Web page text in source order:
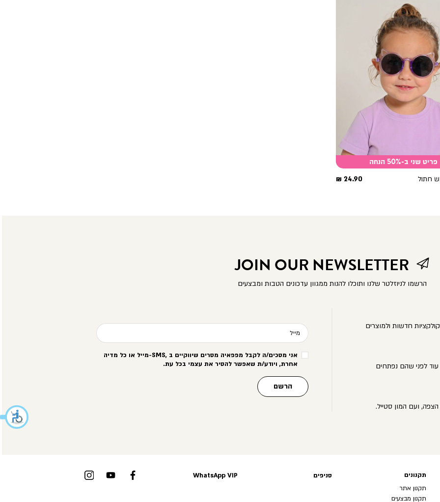
פריט שני ב-50% הנחה
חתול
מחיר
24.90 ₪
JOIN OUR NEWSLETTER
הרשמו לניוזלטר שלנו ותוכלו להנות ממגוון עדכונים הטבות ומבצעים
חדשות ולמוצרים
לפני שהם נפתחים
ועם המון סטייל.
מייל
אני מסכים/ה לקבל מפפאיה מסרים שיווקיים ב -SMS,מייל או כל מדיה
אחרת, ויודע/ת שאפשר להסיר את עצמי בכל עת.
הרשם
תקנונים
תקנונים
תקנון אתר
תקנון מבצעים
סניפים WhatsApp VIP